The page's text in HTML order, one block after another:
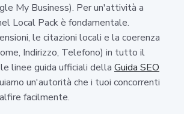
My Business). Per un'attività a
Local Pack è fondamentale.
le citazioni locali e la coerenza
Indirizzo, Telefono) in tutto il
linee guida ufficiali della Guida SEO
un'autorità che i tuoi concorrenti
facilmente.